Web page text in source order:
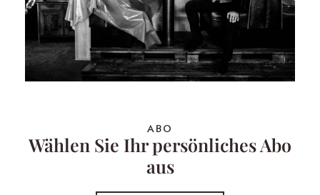
ABO
Wählen Sie Ihr persönliches Abo
aus